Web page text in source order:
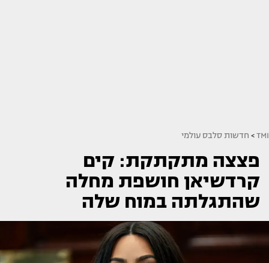
TMI
> חדשות סלבס עולמי
פצצה מתקתקת: קים
קרדשיאן חושפת מחלה
שהתגלתה במוח שלה